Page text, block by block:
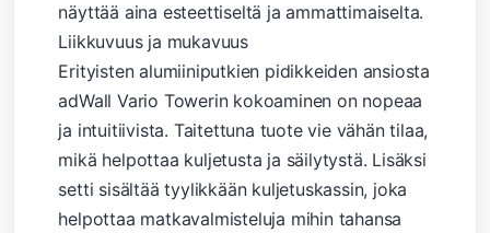
näyttää aina esteettiseltä ja ammattimaiselta.
Liikkuvuus ja mukavuus
Erityisten alumiiniputkien pidikkeiden ansiosta
adWall Vario Towerin kokoaminen on nopeaa
ja intuitiivista. Taitettuna tuote vie vähän tilaa,
mikä helpottaa kuljetusta ja säilytystä. Lisäksi
setti sisältää tyylikkään kuljetuskassin, joka
helpottaa matkavalmisteluja mihin tahansa